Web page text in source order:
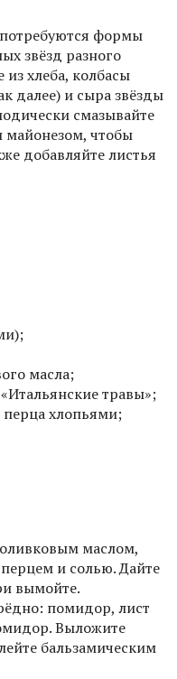
потребуются формы
звёзд разного
хлеба, колбасы
далее) и сыра звёзды
смазывайте
майонезом, чтобы
добавляйте листья
масла;
травы»;
хлопьями;
маслом,
и солью. Дайте
вымойте.
помидор, лист
Выложите
бальзамическим